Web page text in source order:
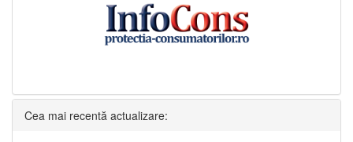
Cea mai recentă actualizare: